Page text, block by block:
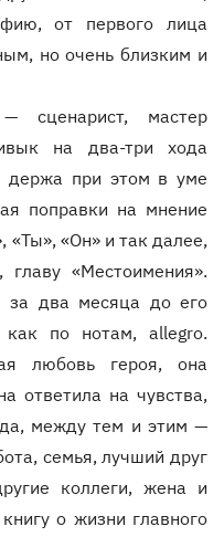
от первого лица
но очень близким и
сценарист, мастер
на два-три хода
держа при этом в уме
поправки на мнение
«Ты», «Он» и так далее,
«Местоимения».
за два месяца до его
по нотам, allegro.
любовь героя, она
ответила на чувства,
между тем и этим —
семья, лучший друг
коллеги, жена и
о жизни главного